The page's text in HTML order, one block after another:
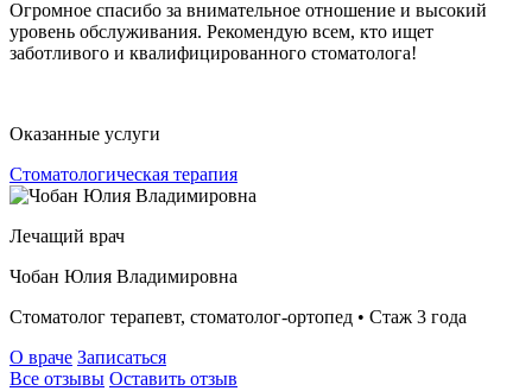
Огромное спасибо за внимательное отношение и высокий
уровень обслуживания. Рекомендую всем, кто ищет
заботливого и квалифицированного стоматолога!
Оказанные услуги
Стоматологическая терапия
Лечащий врач
Чобан Юлия Владимировна
Стоматолог терапевт, стоматолог-ортопед • Стаж 3 года
О враче Записаться
Все отзывы Оставить отзыв